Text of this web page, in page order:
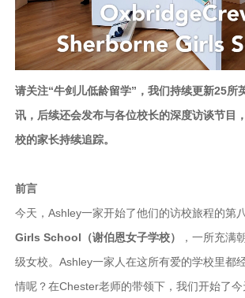
请关注“牛剑儿低龄留学”，我们持续更新25所
讯，后续还会发布与各位校长的深度访谈节目，
校的家长持续追踪。
前言
今天，Ashley一家开始了他们的访校旅程的
Girls School（谢伯恩女子学校）
，一所充满
级女校。Ashley一家人在这所有爱的学校里都
情呢？在Chester老师的带领下，我们开始了今